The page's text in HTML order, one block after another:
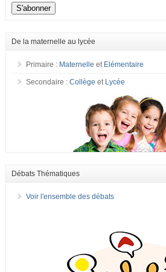
De la maternelle au lycée
Primaire : Maternelle et Elémentaire
Secondaire : Collège et Lycée
Débats Thématiques
Voir l'ensemble des débats